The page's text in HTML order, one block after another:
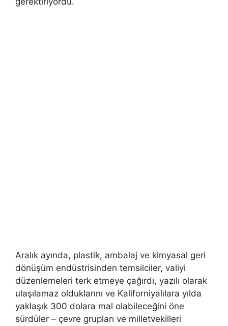
Aralık ayında, plastik, ambalaj ve kimyasal geri
dönüşüm endüstrisinden temsilciler, valiyi
düzenlemeleri terk etmeye çağırdı, yazılı olarak
ulaşılamaz olduklarını ve Kaliforniyalılara yılda
yaklaşık 300 dolara mal olabileceğini öne
sürdüler – çevre grupları ve milletvekilleri